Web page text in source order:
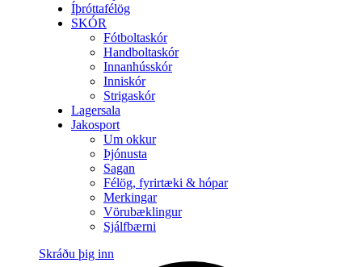
Íþróttafélög
SKÓR
Fótboltaskór
Handboltaskór
Innanhússkór
Inniskór
Strigaskór
Lagersala
Jakosport
Um okkur
Þjónusta
Sagan
Félög, fyrirtæki & hópar
Merkingar
Vörubæklingur
Sjálfbærni
Skráðu þig inn